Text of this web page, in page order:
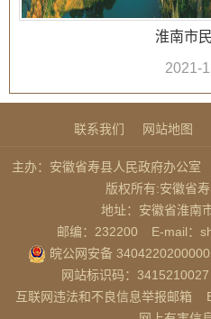
淮南市
2021-
联系我们 网站地图
主办：安徽省寿县人民政府办公室
版权所有:安徽省
地址：安徽省淮南
邮编：232200
E-mail：
皖公网安备
网站标识码：3415210027
互联网违法和不良信息举报邮箱